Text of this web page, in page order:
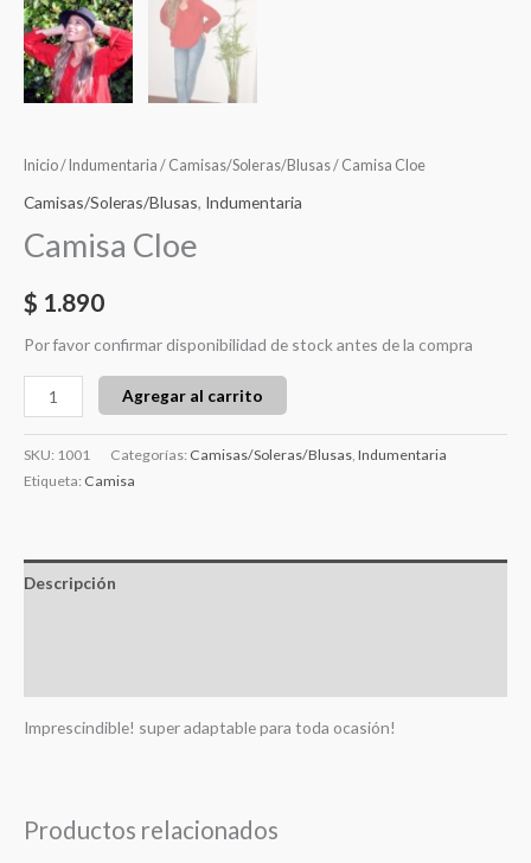
Inicio/ Indumentaria / Camisas/Soleras/Blusas/ Camisa Cloe
Camisas/Soleras/Blusas, Indumentaria
Camisa Cloe
$ 1.890
Por favor confirmar disponibilidad de stock antes de la compra
Agregar al carrito
SKU: 1001 Categorías: Camisas/Soleras/Blusas Indumentaria
Etiqueta: Camisa
Descripción
Imprescindible! super adaptable para toda ocasión!
Productos relacionados